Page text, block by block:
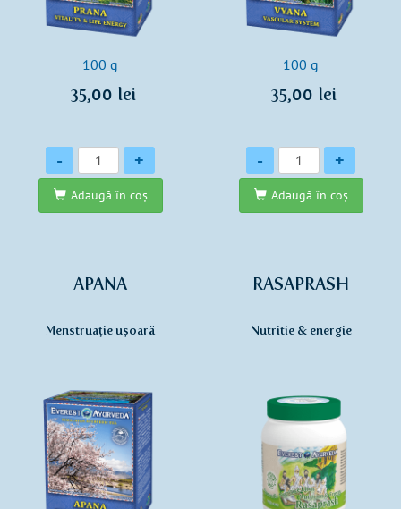
100 g
35,00 lei
Cantitate
- +
Adaugă în coş
100 g
35,00 lei
Cantitate
- +
Adaugă în coş
APANA
Menstruație ușoară
RASAPRASH
Nutritie & energie